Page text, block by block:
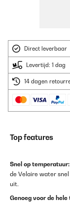
Direct leverbaar
Levertijd: 1 dag
14 dagen
Top features
Snel op temperatuur:
de Velaire water
uit.
Genoeg voor de hele